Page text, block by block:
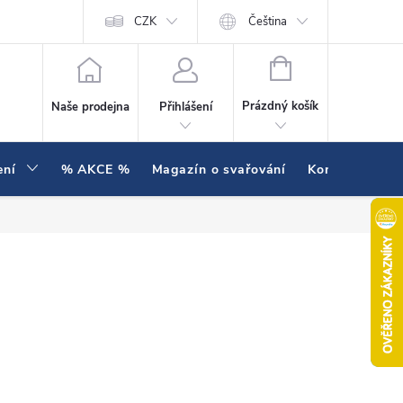
Hodnocení obchodu
CZK Čeština
Naše prodejna Přihlášení
NÁKUPNÍ KOŠÍK
Prázdný košík
% AKCE % Magazín o svařování Kontakty